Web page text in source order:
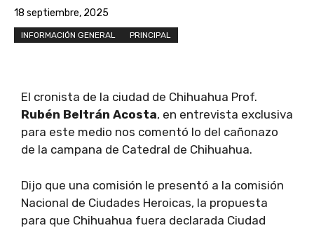
18 septiembre, 2025
INFORMACIÓN GENERAL PRINCIPAL
El cronista de la ciudad de Chihuahua Prof.
Rubén Beltrán Acosta, en entrevista exclusiva
para este medio nos comentó lo del cañonazo
de la campana de Catedral de Chihuahua.
Dijo que una comisión le presentó a la comisión
Nacional de Ciudades Heroicas, la propuesta
para que Chihuahua fuera declarada Ciudad